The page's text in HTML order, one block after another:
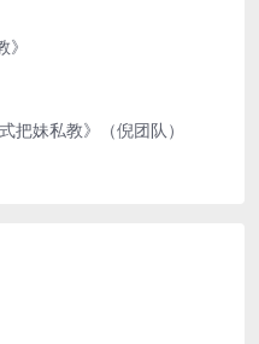
把妹私教》（倪团队）